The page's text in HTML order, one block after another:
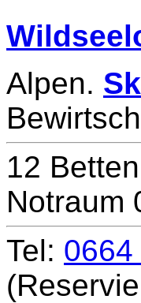
Alpen.
12
Notraum
Tel: 0664